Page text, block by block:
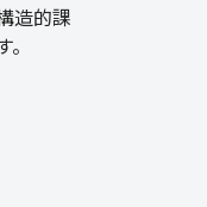
造的課